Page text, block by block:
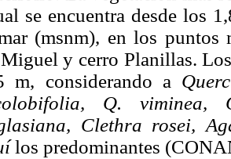
se encuentra desde los
(msnm), en los puntos
y cerro Planillas.
m, considerando a
Q. viminea,
Clethra rosei,
los predominantes